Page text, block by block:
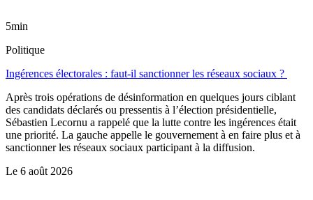
5min
Politique
Ingérences électorales : faut-il sanctionner les réseaux sociaux ?
Après trois opérations de désinformation en quelques jours ciblant
des candidats déclarés ou pressentis à l’élection présidentielle,
Sébastien Lecornu a rappelé que la lutte contre les ingérences était
une priorité. La gauche appelle le gouvernement à en faire plus et à
sanctionner les réseaux sociaux participant à la diffusion.
Le 6 août 2026